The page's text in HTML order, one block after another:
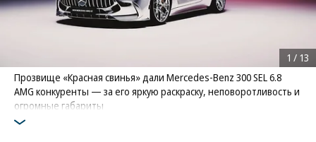
Прозвище «Красная свинья» дали Mercedes-Benz 300 SEL 6.8
AMG конкуренты — за его яркую раскраску, неповоротливость и
огромные габариты
Фото: Mercedes-AMG
1 / 13